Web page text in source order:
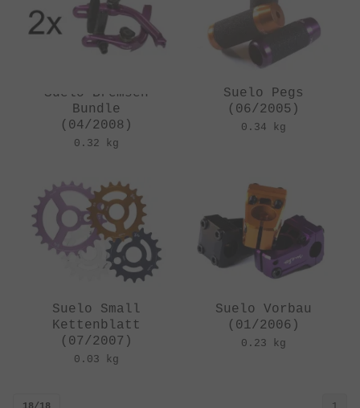
Suelo Bremsen
Bundle
(04/2008)
0.32 kg
Suelo Pegs
(06/2005)
0.34 kg
Suelo Small
Kettenblatt
(07/2007)
0.03 kg
Suelo Vorbau
(01/2006)
0.23 kg